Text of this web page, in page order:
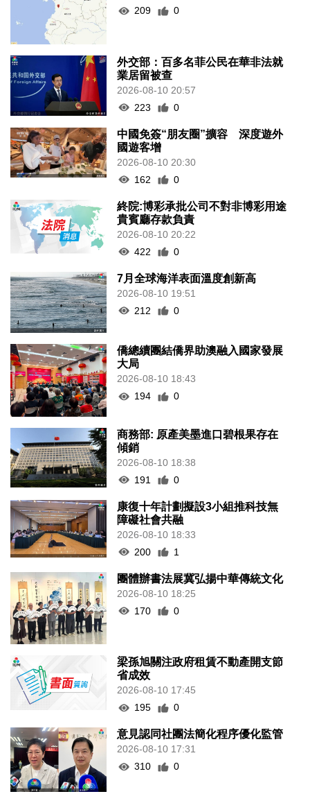
209
0
外交部：百多名菲公民在華非法就
業居留被查
2026-08-10 20:57
223
0
中國免簽“朋友圈”擴容 深度遊外
國遊客增
2026-08-10 20:30
162
0
終院:博彩承批公司不對非博彩用途
貴賓廳存款負責
2026-08-10 20:22
422
0
7月全球海洋表面溫度創新高
2026-08-10 19:51
212
0
僑總續團結僑界助澳融入國家發展
大局
2026-08-10 18:43
194
0
商務部: 原產美墨進口碧根果存在
傾銷
2026-08-10 18:38
191
0
康復十年計劃擬設3小組推科技無
障礙社會共融
2026-08-10 18:33
200
1
團體辦書法展冀弘揚中華傳統文化
2026-08-10 18:25
170
0
梁孫旭關注政府租賃不動產開支節
省成效
2026-08-10 17:45
195
0
意見認同社團法簡化程序優化監管
2026-08-10 17:31
310
0